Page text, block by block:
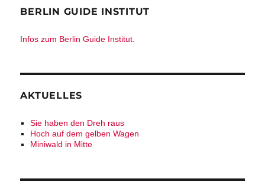
BERLIN GUIDE INSTITUT
Infos zum Berlin Guide Institut.
AKTUELLES
Sie haben den Dreh raus
Hoch auf dem gelben Wagen
Miniwald in Mitte